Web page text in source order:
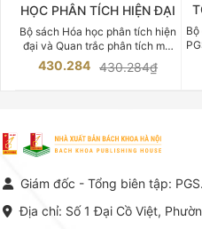
HỌC PHÂN TÍCH HIỆN ĐẠI
Bộ sách Hóa học phân tích hiện
đại và Quan trắc phân tích môi
trường của Cố Giáo sư, Tiến sĩ
Phạm Luận là một trong những
vực Hóa học phân tích tại Việt
Nam hiện nay. Bộ sách mang
đến một hệ thống tri thức hoàn
thuật thực hành -> Ứng dụng
khoa Hà Nội ấn hành cả hai
430.284 430.284₫
Giám đốc - Tổng biên tập:
Địa chỉ: Số 1 Đại Cồ Việt,